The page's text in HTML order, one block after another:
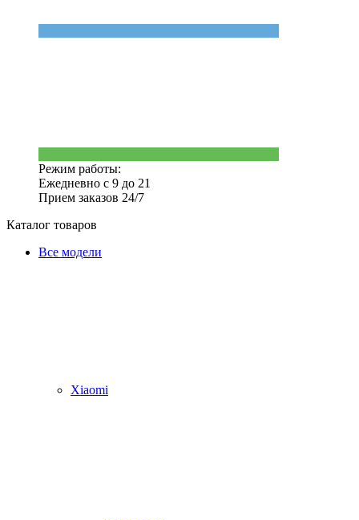
Режим работы:
Ежедневно с 9 до 21
Прием заказов 24/7
Каталог товаров
Все модели
Xiaomi